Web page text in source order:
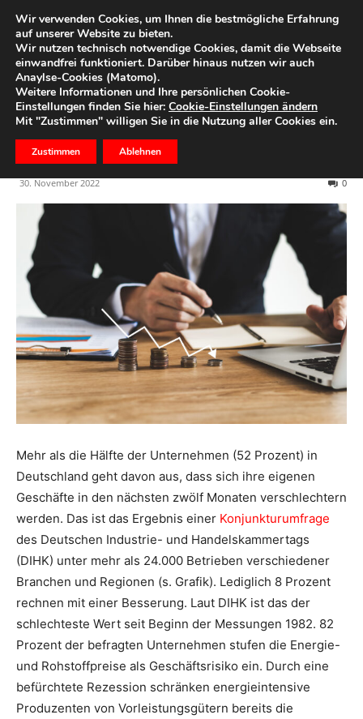
Start Firmenkunden
Sinkender Optimismus bei
mittelständischen
Unternehmen
30. November 2022 0
Mehr als die Hälfte der Unternehmen (52 Prozent) in
Deutschland geht davon aus, dass sich ihre eigenen
Geschäfte in den nächsten zwölf Monaten verschlechtern
werden. Das ist das Ergebnis einer Konjunkturumfrage
des Deutschen Industrie- und Handelskammertags
(DIHK) unter mehr als 24.000 Betrieben verschiedener
Branchen und Regionen (s. Grafik). Lediglich 8 Prozent
rechnen mit einer Besserung. Laut DIHK ist das der
schlechteste Wert seit Beginn der Messungen 1982. 82
Prozent der befragten Unternehmen stufen die Energie-
und Rohstoffpreise als Geschäftsrisiko ein. Durch eine
befürchtete Rezession schränken energieintensive
Produzenten von Vorleistungsgütern bereits die
Wir verwenden Cookies, um Ihnen die bestmögliche Erfahrung
auf unserer Website zu bieten.
Wir nutzen technisch notwendige Cookies, damit die Webseite
einwandfrei funktioniert. Darüber hinaus nutzen wir auch
Anaylse-Cookies (Matomo).
Weitere Informationen und Ihre persönlichen Cookie-
Einstellungen finden Sie hier: Cookie-Einstellungen ändern
Mit "Zustimmen" willigen Sie in die Nutzung aller Cookies ein.
Zustimmen Ablehnen